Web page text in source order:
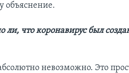
объяснение.
что коронавирус был
невозможно. Это